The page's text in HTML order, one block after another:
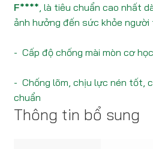
F**** , là tiêu chuẩn cao nhất
ảnh hưởng đến sức khỏe người
- Cấp độ chống mài mòn cơ học
- Chống lõm, chịu lực nén tốt,
chuẩn
Thông tin bổ sung